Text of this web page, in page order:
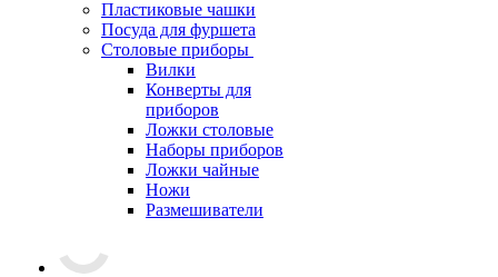
Пластиковые чашки
Посуда для фуршета
Столовые приборы
Вилки
Конверты для
приборов
Ложки столовые
Наборы приборов
Ложки чайные
Ножи
Размешиватели